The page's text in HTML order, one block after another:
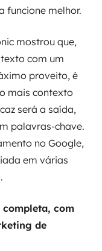
funcione melhor.
mostrou que,
com um
proveito, é
mais contexto
será a saída,
palavras-chave.
no Google,
em várias
com
de